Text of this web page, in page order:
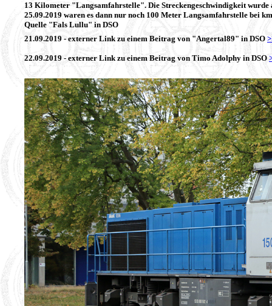
13 Kilometer "Langsamfahrstelle". Die Streckengeschwindigkeit wurde
25.09.2019 waren es dann nur noch 100 Meter Langsamfahrstelle bei
Quelle "Fals Lullu" in DSO
21.09.2019 - externer Link zu einem Beitrag von "Angertal89" in DSO
22.09.2019 - externer Link zu einem Beitrag von Timo Adolphy in DSO